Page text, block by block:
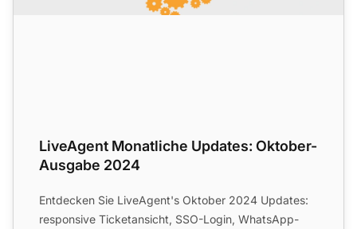
LiveAgent Monatliche Updates: Oktober-
Ausgabe 2024
Entdecken Sie LiveAgent's Oktober 2024 Updates:
responsive Ticketansicht, SSO-Login, WhatsApp-